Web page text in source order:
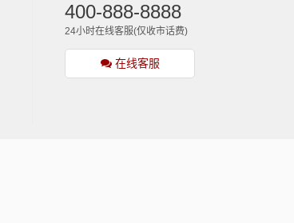
400-888-8888
24小时在线客服(仅收市话费)
在线客服